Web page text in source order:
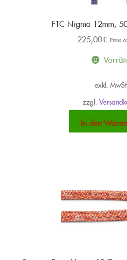
FTC Nigma 12mm,
225,00€ Preis
exkl.
zzgl.
In den